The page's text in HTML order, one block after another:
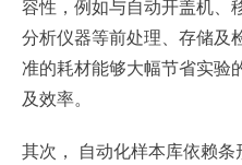
容性，例如与自动开盖机、
分析仪器等前处理、存储及
准的耗材能够大幅节省实验
及效率。
其次， 自动化样本库依赖条